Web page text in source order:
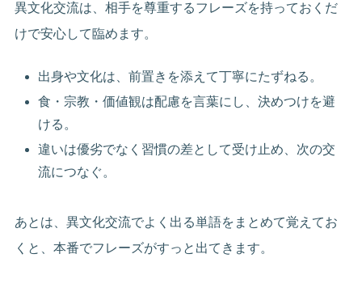
異文化交流は、相手を尊重するフレーズを持っておくだ
けで安心して臨めます。
出身や文化は、前置きを添えて丁寧にたずねる。
食・宗教・価値観は配慮を言葉にし、決めつけを避
ける。
違いは優劣でなく習慣の差として受け止め、次の交
流につなぐ。
あとは、異文化交流でよく出る単語をまとめて覚えてお
くと、本番でフレーズがすっと出てきます。